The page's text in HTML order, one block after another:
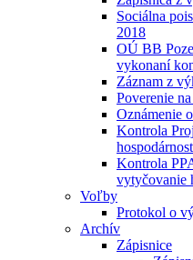
Sociálna
2018
OÚ BB
vykonaní
Záznam z
Poverenie
Oznámenie
Kontrola
Kontrola
vytyčovanie
Voľby
Protokol o
Archív
Zápisnice